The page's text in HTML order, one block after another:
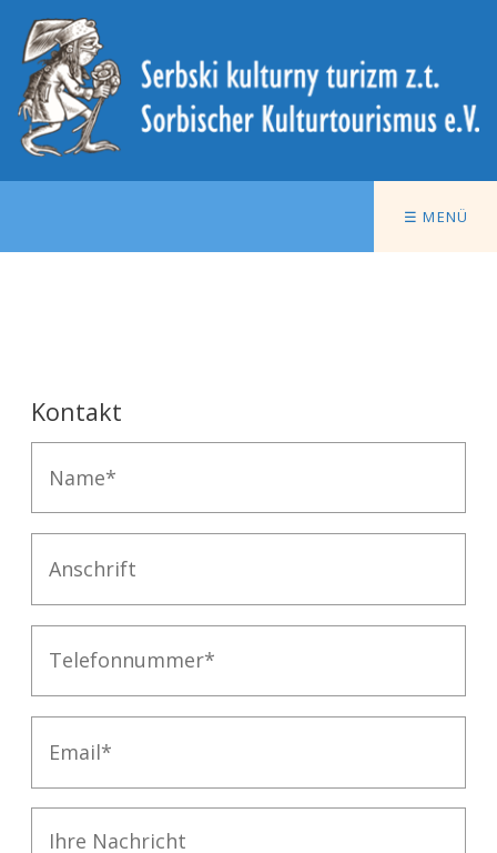
☰ MENÜ
Kontakt